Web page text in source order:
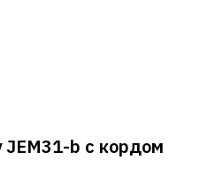
b с кордом